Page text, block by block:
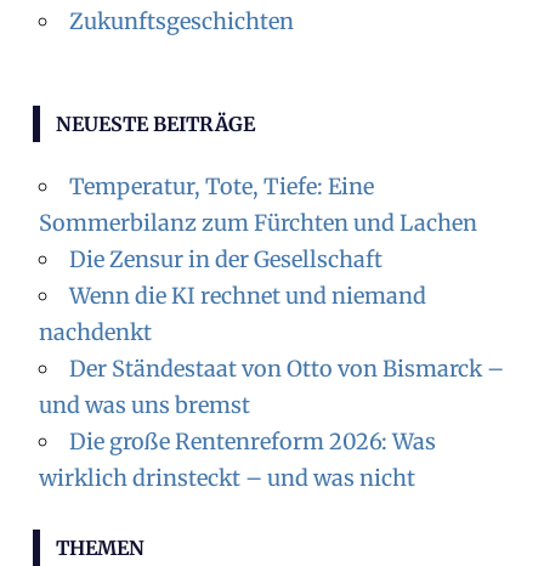
Zukunftsgeschichten
NEUESTE BEITRÄGE
Temperatur, Tote, Tiefe: Eine
Sommerbilanz zum Fürchten und Lachen
Die Zensur in der Gesellschaft
Wenn die KI rechnet und niemand
nachdenkt
Der Ständestaat von Otto von Bismarck –
und was uns bremst
Die große Rentenreform 2026: Was
wirklich drinsteckt – und was nicht
THEMEN